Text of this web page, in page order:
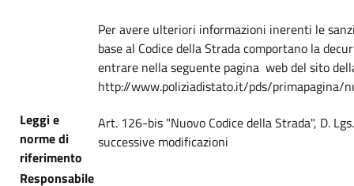
Per avere ulteriori informazioni inerenti le
base al Codice della Strada comportano la
entrare nella seguente pagina web del sito
http://www.poliziadistato.it/pds/primapagina/
Leggi e
norme di
riferimento
Art. 126-bis "Nuovo Codice della Strada", D.
successive modificazioni
Responsabile